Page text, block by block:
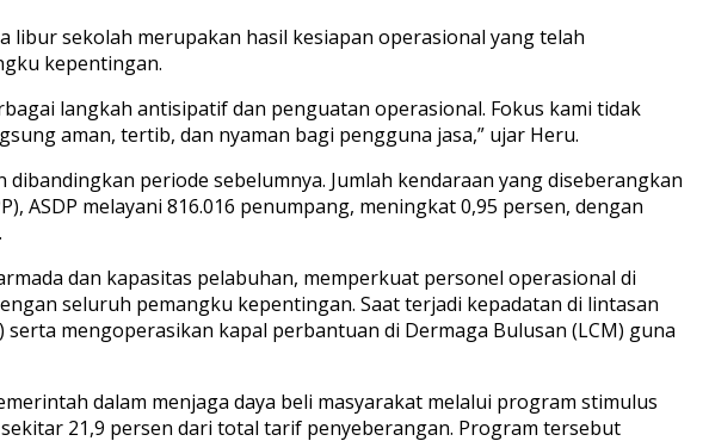
libur sekolah merupakan hasil kesiapan operasional yang telah
kepentingan.
langkah antisipatif dan penguatan operasional. Fokus kami tidak
aman, tertib, dan nyaman bagi pengguna jasa,” ujar Heru.
periode sebelumnya. Jumlah kendaraan yang diseberangkan
ASDP melayani 816.016 penumpang, meningkat 0,95 persen, dengan
dan kapasitas pelabuhan, memperkuat personel operasional di
seluruh pemangku kepentingan. Saat terjadi kepadatan di lintasan
mengoperasikan kapal perbantuan di Dermaga Bulusan (LCM) guna
dalam menjaga daya beli masyarakat melalui program stimulus
21,9 persen dari total tarif penyeberangan. Program tersebut